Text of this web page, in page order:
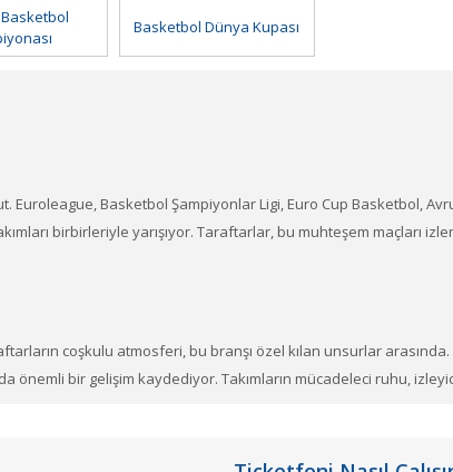
Basketbol Dünya Kupası
Euroleague, Basketbol Şampiyonlar Ligi, Euro Cup Basketbol,
birbirleriyle yarışıyor. Taraftarlar, bu muhteşem maçları
coşkulu atmosferi, bu branşı özel kılan unsurlar arasında.
önemli bir gelişim kaydediyor. Takımların mücadeleci ruhu,